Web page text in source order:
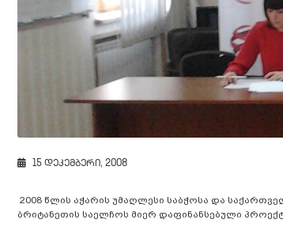
15 დეკემბერი, 2008
2008 წლის აჭარის უმაღლესი საბჭოსა და
ბრიტანეთის საელჩოს მიერ დაფინანსებული